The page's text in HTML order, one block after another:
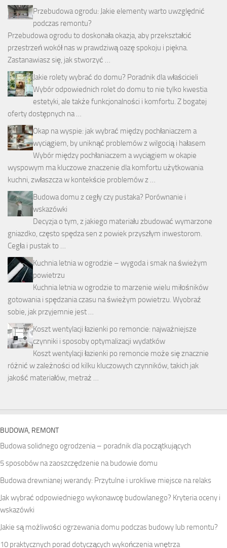
Przebudowa ogrodu: Jakie elementy warto uwzględnić
podczas remontu?
Przebudowa ogrodu to doskonała okazja, aby przekształcić
przestrzeń wokół nas w prawdziwą oazę spokoju i piękna.
Zastanawiasz się, jak stworzyć …
Jakie rolety wybrać do domu? Poradnik dla właścicieli
Wybór odpowiednich rolet do domu to nie tylko kwestia
estetyki, ale także funkcjonalności i komfortu. Z bogatej
oferty dostępnych na …
Okap na wyspie: jak wybrać między pochłaniaczem a
wyciągiem, by uniknąć problemów z wilgocią i hałasem
Wybór między pochłaniaczem a wyciągiem w okapie
wyspowym ma kluczowe znaczenie dla komfortu użytkowania
kuchni, zwłaszcza w kontekście problemów z …
Budowa domu z cegły czy pustaka? Porównanie i
wskazówki
Decyzja o tym, z jakiego materiału zbudować wymarzone
gniazdko, często spędza sen z powiek przyszłym inwestorom.
Cegła i pustak to …
Kuchnia letnia w ogrodzie – wygoda i smak na świeżym
powietrzu
Kuchnia letnia w ogrodzie to marzenie wielu miłośników
gotowania i spędzania czasu na świeżym powietrzu. Wyobraź
sobie, jak przyjemnie jest …
Koszt wentylacji łazienki po remoncie: najważniejsze
czynniki i sposoby optymalizacji wydatków
Koszt wentylacji łazienki po remoncie może się znacznie
różnić w zależności od kilku kluczowych czynników, takich jak
jakość materiałów, metraż …
BUDOWA, REMONT
Budowa solidnego ogrodzenia – poradnik dla początkujących
5 sposobów na zaoszczędzenie na budowie domu
Budowa drewnianej werandy: Przytulne i urokliwe miejsce na relaks
Jak wybrać odpowiedniego wykonawcę budowlanego? Kryteria oceny i
wskazówki
Jakie są możliwości ogrzewania domu podczas budowy lub remontu?
10 praktycznych porad dotyczących wykończenia wnętrza